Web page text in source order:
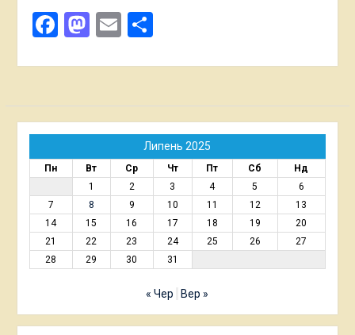
Facebook
Mastodon
EmailПоділитися
Липень 2025
Пн Вт Ср Чт Пт Сб
Нд
1
2 3 4 5
6
7
8 9 10 11 12
13
14
15 16 17 18 19
20
21
22 23 24 25 26
27
28
29 30 31
« Чер Вер »